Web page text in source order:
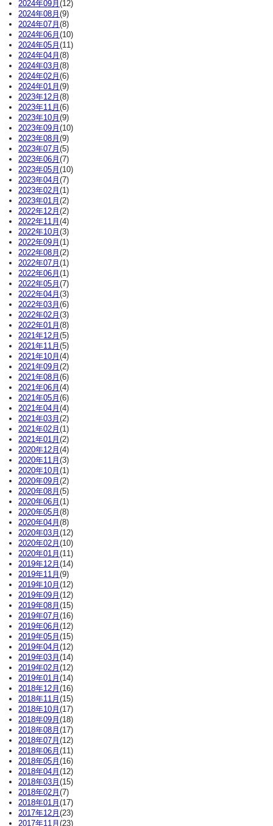
2024年09月 (12)
2024年08月 (9)
2024年07月 (8)
2024年06月 (10)
2024年05月 (11)
2024年04月 (8)
2024年03月 (8)
2024年02月 (6)
2024年01月 (9)
2023年12月 (8)
2023年11月 (6)
2023年10月 (9)
2023年09月 (10)
2023年08月 (9)
2023年07月 (5)
2023年06月 (7)
2023年05月 (10)
2023年04月 (7)
2023年02月 (1)
2023年01月 (2)
2022年12月 (2)
2022年11月 (4)
2022年10月 (3)
2022年09月 (1)
2022年08月 (2)
2022年07月 (1)
2022年06月 (1)
2022年05月 (7)
2022年04月 (3)
2022年03月 (6)
2022年02月 (3)
2022年01月 (8)
2021年12月 (5)
2021年11月 (5)
2021年10月 (4)
2021年09月 (2)
2021年08月 (6)
2021年06月 (4)
2021年05月 (6)
2021年04月 (4)
2021年03月 (2)
2021年02月 (1)
2021年01月 (2)
2020年12月 (4)
2020年11月 (3)
2020年10月 (1)
2020年09月 (2)
2020年08月 (5)
2020年06月 (1)
2020年05月 (8)
2020年04月 (8)
2020年03月 (12)
2020年02月 (10)
2020年01月 (11)
2019年12月 (14)
2019年11月 (9)
2019年10月 (12)
2019年09月 (12)
2019年08月 (15)
2019年07月 (16)
2019年06月 (12)
2019年05月 (15)
2019年04月 (12)
2019年03月 (14)
2019年02月 (12)
2019年01月 (14)
2018年12月 (16)
2018年11月 (15)
2018年10月 (17)
2018年09月 (18)
2018年08月 (17)
2018年07月 (12)
2018年06月 (11)
2018年05月 (16)
2018年04月 (12)
2018年03月 (15)
2018年02月 (7)
2018年01月 (17)
2017年12月 (23)
2017年11月 (23)